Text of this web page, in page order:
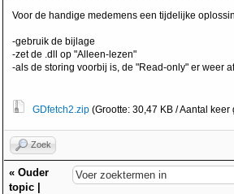
Voor de handige medemens een tijdelijke
-gebruik de bijlage
-zet de .dll op "Alleen-lezen"
-als de storing voorbij is, de "Read-only" er weer
GDfetch2.zip (Grootte: 30,47 KB / Aantal
Zoek
« Ouder
topic